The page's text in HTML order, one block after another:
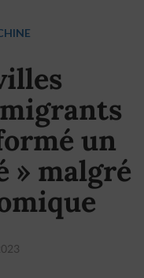
un
» malgré